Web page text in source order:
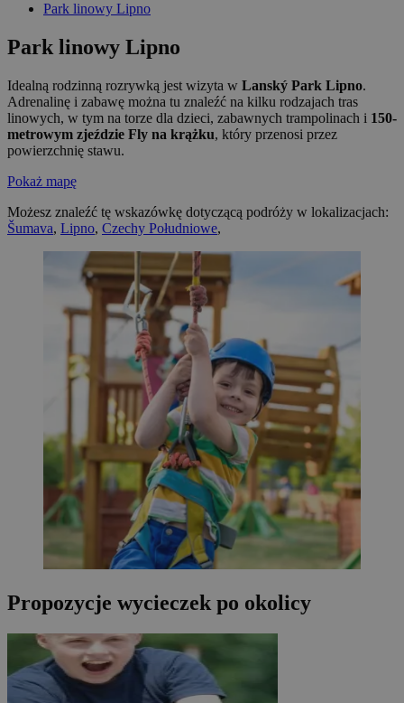
Park linowy Lipno
Park linowy Lipno
Idealną rodzinną rozrywką jest wizyta w Lanský Park Lipno.
Adrenalinę i zabawę można tu znaleźć na kilku rodzajach tras
linowych, w tym na torze dla dzieci, zabawnych trampolinach i 150-
metrowym zjeździe Fly na krążku, który przenosi przez
powierzchnię stawu.
Pokaż mapę
Możesz znaleźć tę wskazówkę dotyczącą podróży w lokalizacjach:
Šumava, Lipno, Czechy Południowe,
Propozycje wycieczek po okolicy